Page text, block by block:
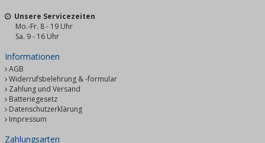
Unsere Servicezeiten
Mo.-Fr. 8 - 19 Uhr
Sa. 9 - 16 Uhr
Informationen
AGB
Widerrufsbelehrung & -formular
Zahlung und Versand
Batteriegesetz
Datenschutzerklärung
Impressum
Zahlungsarten